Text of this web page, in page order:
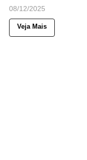
08/12/2025
Veja Mais